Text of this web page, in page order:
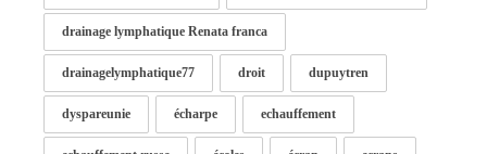
drainage lymphatique Renata franca
drainagelymphatique77 droit dupuytren
dyspareunie écharpe echauffement